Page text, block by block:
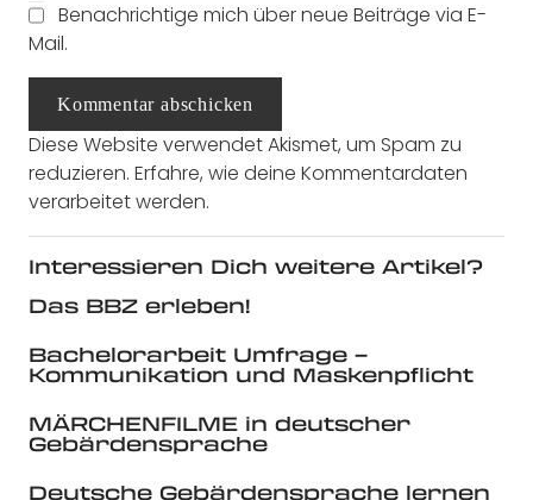
Benachrichtige mich über neue Beiträge via E-
Mail.
Kommentar abschicken
Diese Website verwendet Akismet, um Spam zu
reduzieren. Erfahre, wie deine Kommentardaten
verarbeitet werden.
Interessieren Dich weitere Artikel?
Das BBZ erleben!
Bachelorarbeit Umfrage –
Kommunikation und Maskenpflicht
MÄRCHENFILME in deutscher
Gebärdensprache
Deutsche Gebärdensprache lernen